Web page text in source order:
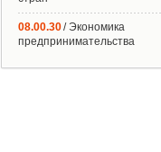
08.00.30/ Экономика
предпринимательства